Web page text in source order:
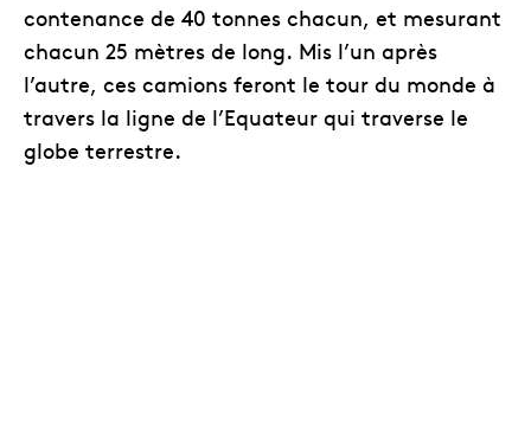
contenance de 40 tonnes chacun, et mesurant
chacun 25 mètres de long. Mis l’un après
l’autre, ces camions feront le tour du monde à
travers la ligne de l’Equateur qui traverse le
globe terrestre.